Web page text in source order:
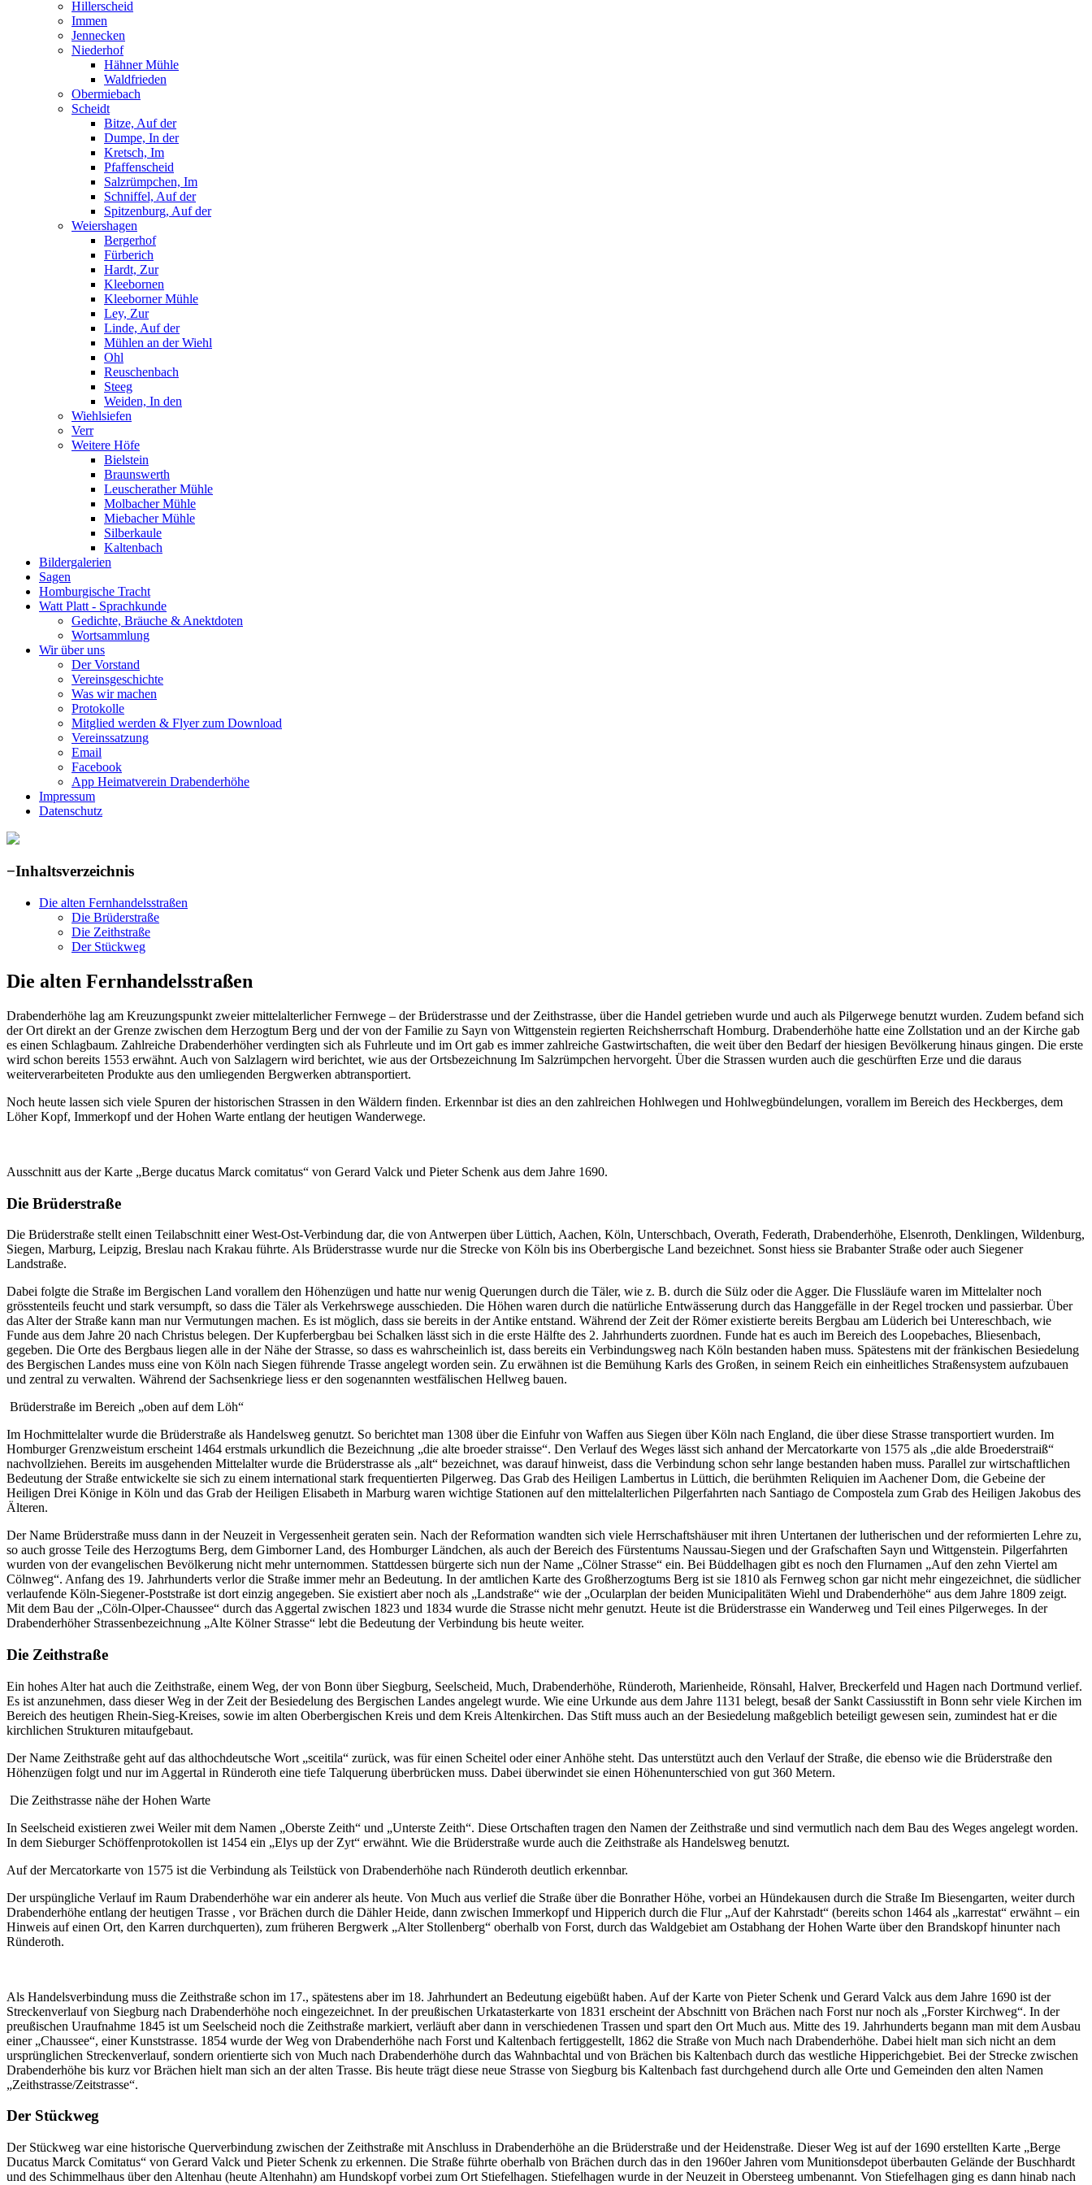
Hillerscheid
Immen
Jennecken
Niederhof
Hähner Mühle
Waldfrieden
Obermiebach
Scheidt
Bitze, Auf der
Dumpe, In der
Kretsch, Im
Pfaffenscheid
Salzrümpchen, Im
Schniffel, Auf der
Spitzenburg, Auf der
Weiershagen
Bergerhof
Fürberich
Hardt, Zur
Kleebornen
Kleeborner Mühle
Ley, Zur
Linde, Auf der
Mühlen an der Wiehl
Ohl
Reuschenbach
Steeg
Weiden, In den
Wiehlsiefen
Verr
Weitere Höfe
Bielstein
Braunswerth
Leuscherather Mühle
Molbacher Mühle
Miebacher Mühle
Silberkaule
Kaltenbach
Bildergalerien
Sagen
Homburgische Tracht
Watt Platt - Sprachkunde
Gedichte, Bräuche & Anektdoten
Wortsammlung
Wir über uns
Der Vorstand
Vereinsgeschichte
Was wir machen
Protokolle
Mitglied werden & Flyer zum Download
Vereinssatzung
Email
Facebook
App Heimatverein Drabenderhöhe
Impressum
Datenschutz
−Inhaltsverzeichnis
Die alten Fernhandelsstraßen
Die Brüderstraße
Die Zeithstraße
Der Stückweg
Die alten Fernhandelsstraßen
Drabenderhöhe lag am Kreuzungspunkt zweier mittelalterlicher Fernwege – der Brüderstrasse und der Zeithstrasse, über die Handel getrieben wurde und auch als Pilgerwege benutzt wurden. Zudem befand sich
der Ort direkt an der Grenze zwischen dem Herzogtum Berg und der von der Familie zu Sayn von Wittgenstein regierten Reichsherrschaft Homburg. Drabenderhöhe hatte eine Zollstation und an der Kirche gab
es einen Schlagbaum. Zahlreiche Drabenderhöher verdingten sich als Fuhrleute und im Ort gab es immer zahlreiche Gastwirtschaften, die weit über den Bedarf der hiesigen Bevölkerung hinaus gingen. Die erste
wird schon bereits 1553 erwähnt. Auch von Salzlagern wird berichtet, wie aus der Ortsbezeichnung Im Salzrümpchen hervorgeht. Über die Strassen wurden auch die geschürften Erze und die daraus
weiterverarbeiteten Produkte aus den umliegenden Bergwerken abtransportiert.
Noch heute lassen sich viele Spuren der historischen Strassen in den Wäldern finden. Erkennbar ist dies an den zahlreichen Hohlwegen und Hohlwegbündelungen, vorallem im Bereich des Heckberges, dem
Löher Kopf, Immerkopf und der Hohen Warte entlang der heutigen Wanderwege.
Ausschnitt aus der Karte „Berge ducatus Marck comitatus“ von Gerard Valck und Pieter Schenk aus dem Jahre 1690.
Die Brüderstraße
Die Brüderstraße stellt einen Teilabschnitt einer West-Ost-Verbindung dar, die von Antwerpen über Lüttich, Aachen, Köln, Unterschbach, Overath, Federath, Drabenderhöhe, Elsenroth, Denklingen, Wildenburg,
Siegen, Marburg, Leipzig, Breslau nach Krakau führte. Als Brüderstrasse wurde nur die Strecke von Köln bis ins Oberbergische Land bezeichnet. Sonst hiess sie Brabanter Straße oder auch Siegener
Landstraße.
Dabei folgte die Straße im Bergischen Land vorallem den Höhenzügen und hatte nur wenig Querungen durch die Täler, wie z. B. durch die Sülz oder die Agger. Die Flussläufe waren im Mittelalter noch
grösstenteils feucht und stark versumpft, so dass die Täler als Verkehrswege ausschieden. Die Höhen waren durch die natürliche Entwässerung durch das Hanggefälle in der Regel trocken und passierbar. Über
das Alter der Straße kann man nur Vermutungen machen. Es ist möglich, dass sie bereits in der Antike entstand. Während der Zeit der Römer existierte bereits Bergbau am Lüderich bei Untereschbach, wie
Funde aus dem Jahre 20 nach Christus belegen. Der Kupferbergbau bei Schalken lässt sich in die erste Hälfte des 2. Jahrhunderts zuordnen. Funde hat es auch im Bereich des Loopebaches, Bliesenbach,
gegeben. Die Orte des Bergbaus liegen alle in der Nähe der Strasse, so dass es wahrscheinlich ist, dass bereits ein Verbindungsweg nach Köln bestanden haben muss. Spätestens mit der fränkischen Besiedelung
des Bergischen Landes muss eine von Köln nach Siegen führende Trasse angelegt worden sein. Zu erwähnen ist die Bemühung Karls des Großen, in seinem Reich ein einheitliches Straßensystem aufzubauen
und zentral zu verwalten. Während der Sachsenkriege liess er den sogenannten westfälischen Hellweg bauen.
Brüderstraße im Bereich „oben auf dem Löh“
Im Hochmittelalter wurde die Brüderstraße als Handelsweg genutzt. So berichtet man 1308 über die Einfuhr von Waffen aus Siegen über Köln nach England, die über diese Strasse transportiert wurden. Im
Homburger Grenzweistum erscheint 1464 erstmals urkundlich die Bezeichnung „die alte broeder straisse“. Den Verlauf des Weges lässt sich anhand der Mercatorkarte von 1575 als „die alde Broederstraiß“
nachvollziehen. Bereits im ausgehenden Mittelalter wurde die Brüderstrasse als „alt“ bezeichnet, was darauf hinweist, dass die Verbindung schon sehr lange bestanden haben muss. Parallel zur wirtschaftlichen
Bedeutung der Straße entwickelte sie sich zu einem international stark frequentierten Pilgerweg. Das Grab des Heiligen Lambertus in Lüttich, die berühmten Reliquien im Aachener Dom, die Gebeine der
Heiligen Drei Könige in Köln und das Grab der Heiligen Elisabeth in Marburg waren wichtige Stationen auf den mittelalterlichen Pilgerfahrten nach Santiago de Compostela zum Grab des Heiligen Jakobus des
Älteren.
Der Name Brüderstraße muss dann in der Neuzeit in Vergessenheit geraten sein. Nach der Reformation wandten sich viele Herrschaftshäuser mit ihren Untertanen der lutherischen und der reformierten Lehre zu,
so auch grosse Teile des Herzogtums Berg, dem Gimborner Land, des Homburger Ländchen, als auch der Bereich des Fürstentums Naussau-Siegen und der Grafschaften Sayn und Wittgenstein. Pilgerfahrten
wurden von der evangelischen Bevölkerung nicht mehr unternommen. Stattdessen bürgerte sich nun der Name „Cölner Strasse“ ein. Bei Büddelhagen gibt es noch den Flurnamen „Auf den zehn Viertel am
Cölnweg“. Anfang des 19. Jahrhunderts verlor die Straße immer mehr an Bedeutung. In der amtlichen Karte des Großherzogtums Berg ist sie 1810 als Fernweg schon gar nicht mehr eingezeichnet, die südlicher
verlaufende Köln-Siegener-Poststraße ist dort einzig angegeben. Sie existiert aber noch als „Landstraße“ wie der „Ocularplan der beiden Municipalitäten Wiehl und Drabenderhöhe“ aus dem Jahre 1809 zeigt.
Mit dem Bau der „Cöln-Olper-Chaussee“ durch das Aggertal zwischen 1823 und 1834 wurde die Strasse nicht mehr genutzt. Heute ist die Brüderstrasse ein Wanderweg und Teil eines Pilgerweges. In der
Drabenderhöher Strassenbezeichnung „Alte Kölner Strasse“ lebt die Bedeutung der Verbindung bis heute weiter.
Die Zeithstraße
Ein hohes Alter hat auch die Zeithstraße, einem Weg, der von Bonn über Siegburg, Seelscheid, Much, Drabenderhöhe, Ründeroth, Marienheide, Rönsahl, Halver, Breckerfeld und Hagen nach Dortmund verlief.
Es ist anzunehmen, dass dieser Weg in der Zeit der Besiedelung des Bergischen Landes angelegt wurde. Wie eine Urkunde aus dem Jahre 1131 belegt, besaß der Sankt Cassiusstift in Bonn sehr viele Kirchen im
Bereich des heutigen Rhein-Sieg-Kreises, sowie im alten Oberbergischen Kreis und dem Kreis Altenkirchen. Das Stift muss auch an der Besiedelung maßgeblich beteiligt gewesen sein, zumindest hat er die
kirchlichen Strukturen mitaufgebaut.
Der Name Zeithstraße geht auf das althochdeutsche Wort „sceitila“ zurück, was für einen Scheitel oder einer Anhöhe steht. Das unterstützt auch den Verlauf der Straße, die ebenso wie die Brüderstraße den
Höhenzügen folgt und nur im Aggertal in Ründeroth eine tiefe Talquerung überbrücken muss. Dabei überwindet sie einen Höhenunterschied von gut 360 Metern.
Die Zeithstrasse nähe der Hohen Warte
In Seelscheid existieren zwei Weiler mit dem Namen „Oberste Zeith“ und „Unterste Zeith“. Diese Ortschaften tragen den Namen der Zeithstraße und sind vermutlich nach dem Bau des Weges angelegt worden.
In dem Sieburger Schöffenprotokollen ist 1454 ein „Elys up der Zyt“ erwähnt. Wie die Brüderstraße wurde auch die Zeithstraße als Handelsweg benutzt.
Auf der Mercatorkarte von 1575 ist die Verbindung als Teilstück von Drabenderhöhe nach Ründeroth deutlich erkennbar.
Der urspüngliche Verlauf im Raum Drabenderhöhe war ein anderer als heute. Von Much aus verlief die Straße über die Bonrather Höhe, vorbei an Hündekausen durch die Straße Im Biesengarten, weiter durch
Drabenderhöhe entlang der heutigen Trasse , vor Brächen durch die Dähler Heide, dann zwischen Immerkopf und Hipperich durch die Flur „Auf der Kahrstadt“ (bereits schon 1464 als „karrestat“ erwähnt – ein
Hinweis auf einen Ort, den Karren durchquerten), zum früheren Bergwerk „Alter Stollenberg“ oberhalb von Forst, durch das Waldgebiet am Ostabhang der Hohen Warte über den Brandskopf hinunter nach
Ründeroth.
Als Handelsverbindung muss die Zeithstraße schon im 17., spätestens aber im 18. Jahrhundert an Bedeutung eigebüßt haben. Auf der Karte von Pieter Schenk und Gerard Valck aus dem Jahre 1690 ist der
Streckenverlauf von Siegburg nach Drabenderhöhe noch eingezeichnet. In der preußischen Urkatasterkarte von 1831 erscheint der Abschnitt von Brächen nach Forst nur noch als „Forster Kirchweg“. In der
preußischen Uraufnahme 1845 ist um Seelscheid noch die Zeithstraße markiert, verläuft aber dann in verschiedenen Trassen und spart den Ort Much aus. Mitte des 19. Jahrhunderts begann man mit dem Ausbau
einer „Chaussee“, einer Kunststrasse. 1854 wurde der Weg von Drabenderhöhe nach Forst und Kaltenbach fertiggestellt, 1862 die Straße von Much nach Drabenderhöhe. Dabei hielt man sich nicht an dem
ursprünglichen Streckenverlauf, sondern orientierte sich von Much nach Drabenderhöhe durch das Wahnbachtal und von Brächen bis Kaltenbach durch das westliche Hipperichgebiet. Bei der Strecke zwischen
Drabenderhöhe bis kurz vor Brächen hielt man sich an der alten Trasse. Bis heute trägt diese neue Strasse von Siegburg bis Kaltenbach fast durchgehend durch alle Orte und Gemeinden den alten Namen
„Zeithstrasse/Zeitstrasse“.
Der Stückweg
Der Stückweg war eine historische Querverbindung zwischen der Zeithstraße mit Anschluss in Drabenderhöhe an die Brüderstraße und der Heidenstraße. Dieser Weg ist auf der 1690 erstellten Karte „Berge
Ducatus Marck Comitatus“ von Gerard Valck und Pieter Schenk zu erkennen. Die Straße führte oberhalb von Brächen durch das in den 1960er Jahren vom Munitionsdepot überbauten Gelände der Buschhardt
und des Schimmelhaus über den Altenhau (heute Altenhahn) am Hundskopf vorbei zum Ort Stiefelhagen. Stiefelhagen wurde in der Neuzeit in Obersteeg umbenannt. Von Stiefelhagen ging es dann hinab nach